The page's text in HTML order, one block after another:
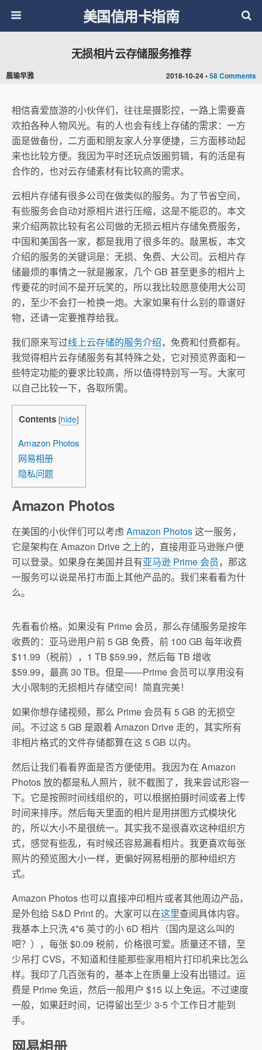
美国信用卡指南
2018-10-24 •58 Comments
无损相片云存储服务推荐
晨瑜早雅
相信喜爱旅游的小伙伴们，往往是摄影控，一路上需要喜
欢拍各种人物风光。有的人也会有线上存储的需求：一方
面是做备份，二方面和朋友家人分享便捷，三方面移动起
来也比较方便。我因为平时还玩点饭圈剪辑，有的活是有
合作的，也对云存储素材有比较高的需求。
云相片存储有很多公司在做类似的服务。为了节省空间，
有些服务会自动对原相片进行压缩，这是不能忍的。本文
来介绍两款比较有名公司做的无损云相片存储免费服务，
中国和美国各一家，都是我用了很多年的。敲黑板，本文
介绍的服务的关键词是：无损、免费、大公司。云相片存
储最烦的事情之一就是搬家，几个 GB 甚至更多的相片上
传要花的时间不是开玩笑的，所以我比较愿意使用大公司
的，至少不会打一枪换一炮。大家如果有什么别的靠谱好
物，还请一定要推荐给我。
我们原来写过线上云存储的服务介绍，免费和付费都有。
我觉得相片云存储服务有其特殊之处，它对预览界面和一
些特定功能的要求比较高，所以值得特别写一写。大家可
以自己比较一下，各取所需。
Contents [hide]
Amazon Photos
网易相册
隐私问题
Amazon Photos
在美国的小伙伴们可以考虑Amazon Photos这一服务，
它是架构在 Amazon Drive 之上的，直接用亚马逊账户便
可以登录。如果身在美国并且有亚马逊 Prime 会员，那这
一服务可以说是吊打市面上其他产品的。我们来看看为什
么。
先看看价格。如果没有 Prime 会员，那么存储服务是按年
收费的：亚马逊用户前 5 GB 免费，前 100 GB 每年收费
$11.99（税前），1 TB $59.99，然后每 TB 增收
$59.99，最高 30 TB。但是——Prime 会员可以享用没有
大小限制的无损相片存储空间！简直完美！
如果你想存储视频，那么 Prime 会员有 5 GB 的无损空
间。不过这 5 GB 是跟着 Amazon Drive 走的，其实所有
非相片格式的文件存储都算在这 5 GB 以内。
然后让我们看看界面是否方便使用。我因为在 Amazon
Photos 放的都是私人照片，就不截图了，我来尝试形容一
下。它是按照时间线组织的，可以根据拍摄时间或者上传
时间来排序。然后每天里面的相片是用拼图方式模块化
的，所以大小不是很统一。其实我不是很喜欢这种组织方
式，感觉有些乱，有时候还容易漏看相片。我更喜欢每张
照片的预览图大小一样，更偏好网易相册的那种组织方
式。
Amazon Photos 也可以直接冲印相片或者其他周边产品，
是外包给 S&D Print 的。大家可以在这里查阅具体内容。
我基本上只洗 4*6 英寸的小 6D 相片（国内是这么叫的
吧？），每张 $0.09 税前，价格很可爱。质量还不错，至
少吊打 CVS，不知道和佳能那些家用相片打印机来比怎么
样。我印了几百张有的，基本上在质量上没有出错过。运
费是 Prime 免运，然后一般用户 $15 以上免运。不过速度
一般，如果赶时间，记得留出至少 3-5 个工作日才能到
手。
网易相册